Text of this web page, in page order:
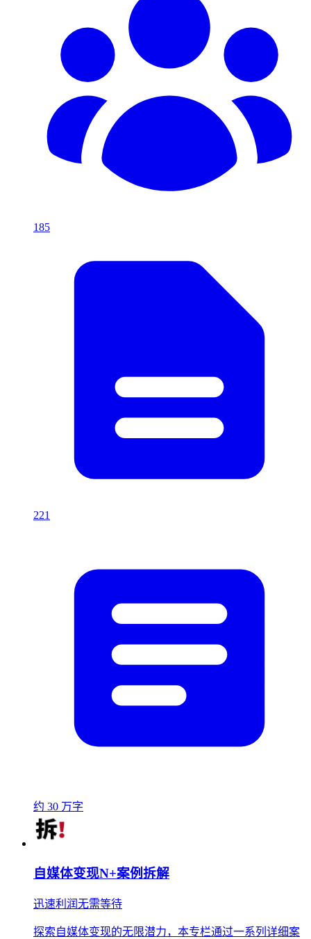
185
221
约 30 万字
自媒体变现N+案例拆解
迅速利润无需等待
探索自媒体变现的无限潜力，本专栏通过一系列详细案